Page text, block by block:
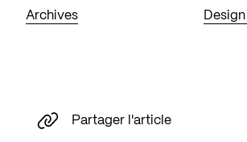
Archives
Partager l'article